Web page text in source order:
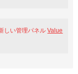
しい管理パネルValue